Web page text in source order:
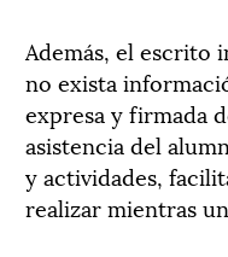
Además, el escrito
no exista
expresa y firmada
asistencia del
y actividades,
realizar mientras